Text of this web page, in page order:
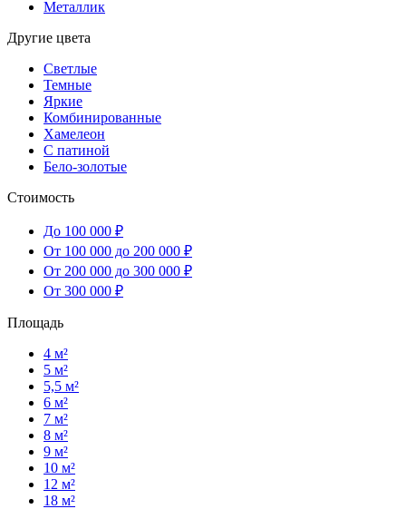
Металлик
Другие цвета
Светлые
Темные
Яркие
Комбинированные
Хамелеон
С патиной
Бело-золотые
Стоимость
До 100 000 ₽
От 100 000 до 200 000 ₽
От 200 000 до 300 000 ₽
От 300 000 ₽
Площадь
4 м²
5 м²
5,5 м²
6 м²
7 м²
8 м²
9 м²
10 м²
12 м²
18 м²